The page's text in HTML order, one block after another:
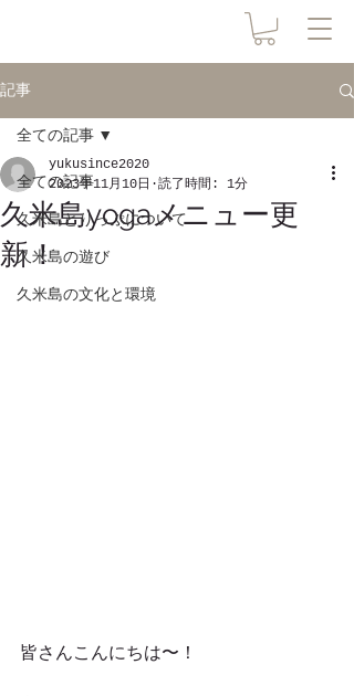
記事
全ての記事
久米島とりっぷについて
久米島の遊び
久米島の文化と環境
全ての記事
久米島yogaメニュー更
新！
yukusince2020
2023年11月10日
読了時間: 1分
皆さんこんにちは〜！